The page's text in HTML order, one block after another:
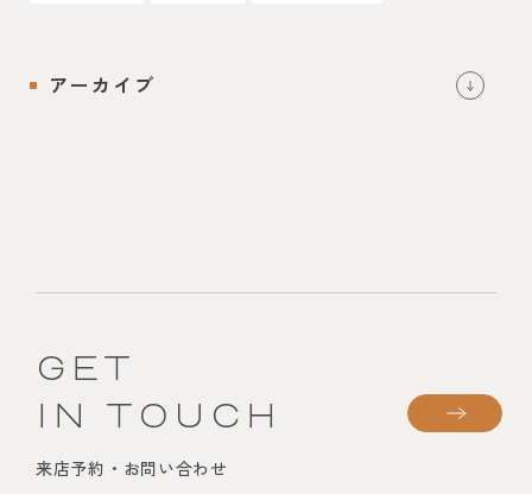
アーカイブ
GET
IN TOUCH
来店予約・お問い合わせ